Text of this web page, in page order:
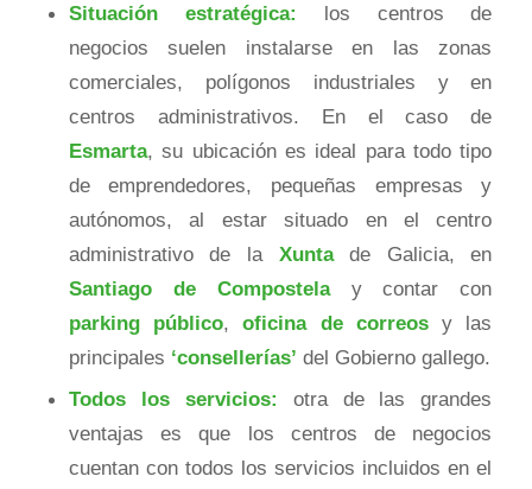
Situación estratégica: los centros de
negocios suelen instalarse en las zonas
comerciales, polígonos industriales y en
centros administrativos. En el caso de
Esmarta, su ubicación es ideal para todo tipo
de emprendedores, pequeñas empresas y
autónomos, al estar situado en el centro
administrativo de la Xuntade Galicia, en
Santiago de Compostelay contar con
parking público,oficina de correosy las
principales ‘consellerías’ del Gobierno gallego.
Todos los servicios: otra de las grandes
ventajas es que los centros de negocios
cuentan con todos los servicios incluidos en el